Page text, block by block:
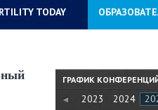
TODAY
ГРАФИК
2022 2023 2024